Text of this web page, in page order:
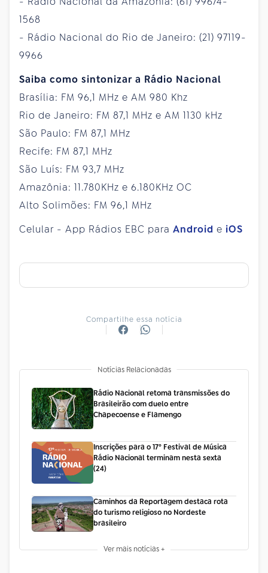
1568
- Rádio Nacional do Rio de Janeiro: (21) 97119-
9966
Saiba como sintonizar a Rádio Nacional
Brasília: FM 96,1 MHz e AM 980 Khz
Rio de Janeiro: FM 87,1 MHz e AM 1130 kHz
São Paulo: FM 87,1 MHz
Recife: FM 87,1 MHz
São Luís: FM 93,7 MHz
Amazônia: 11.780KHz e 6.180KHz OC
Alto Solimões: FM 96,1 MHz
Celular - App Rádios EBC para Android e iOS
Compartilhe essa notícia
Notícias Relacionadas
Rádio Nacional retoma transmissões do
Brasileirão com duelo entre
Chapecoense e Flamengo
Inscrições para o 17º Festival de Música
Rádio Nacional terminam nesta sexta
(24)
Caminhos da Reportagem destaca rota
do turismo religioso no Nordeste
brasileiro
Ver mais notícias +